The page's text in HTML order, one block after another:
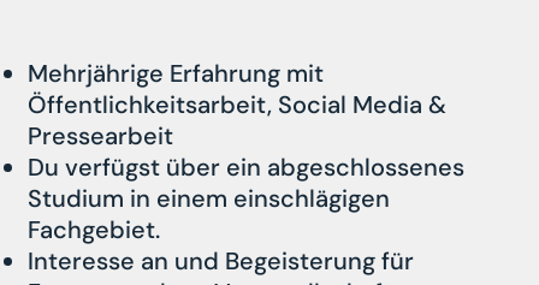
Mehrjährige Erfahrung mit
Öffentlichkeitsarbeit, Social Media &
Pressearbeit
Du verfügst über ein abgeschlossenes
Studium in einem einschlägigen
Fachgebiet.
Interesse an und Begeisterung für